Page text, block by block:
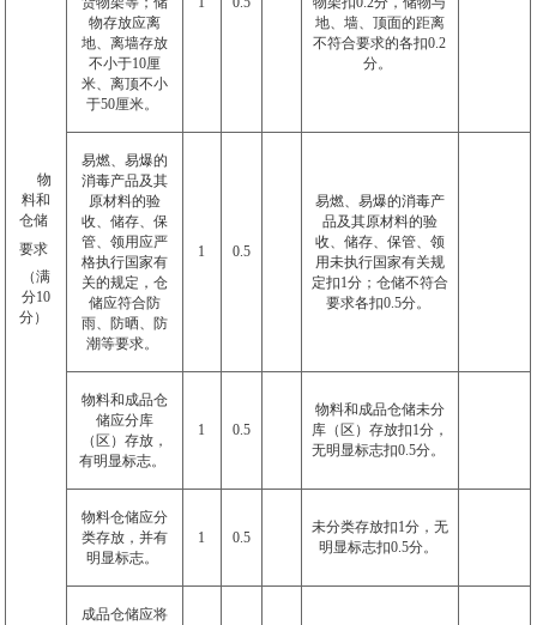
物
料和
仓储
要求
（满
分10
分）
物存放应离
地、离墙存放
不小于10厘
米、离顶不小
于50厘米。
地、墙、顶面的距离
不符合要求的各扣0.2
分。
易燃、易爆的
消毒产品及其
原材料的验
收、储存、保
管、领用应严
格执行国家有
关的规定，仓
储应符合防
雨、防晒、防
潮等要求。
1 0.5
易燃、易爆的消毒产
品及其原材料的验
收、储存、保管、领
用未执行国家有关规
定扣1分；仓储不符合
要求各扣0.5分。
物料和成品仓
储应分库
（区）存放，
有明显标志。
1 0.5
物料和成品仓储未分
库（区）存放扣1分，
无明显标志扣0.5分。
物料仓储应分
类存放，并有
明显标志。
1 0.5
未分类存放扣1分，无
明显标志扣0.5分。
成品仓储应将